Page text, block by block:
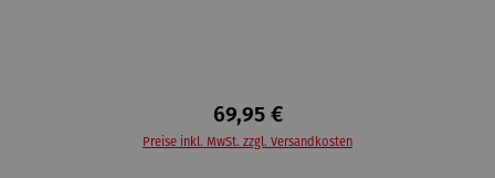
69,95 €
Preise inkl. MwSt. zzgl. Versandkosten